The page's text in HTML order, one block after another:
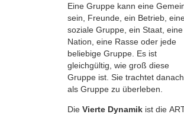
Eine Gruppe kann eine
sein, Freunde, ein Betrieb,
soziale Gruppe, ein Staat, eine
Nation, eine Rasse oder jede
beliebige Gruppe. Es ist
gleichgültig, wie groß diese
Gruppe ist. Sie trachtet danach,
als Gruppe zu überleben.
Die Vierte Dynamik ist die